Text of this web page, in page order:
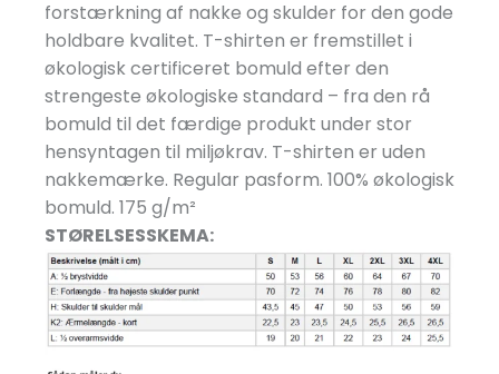
forstærkning af nakke og skulder for den gode
holdbare kvalitet. T-shirten er fremstillet i
økologisk certificeret bomuld efter den
strengeste økologiske standard – fra den rå
bomuld til det færdige produkt under stor
hensyntagen til miljøkrav. T-shirten er uden
nakkemærke. Regular pasform. 100% økologisk
bomuld. 175 g/m²
STØRELSESSKEMA: